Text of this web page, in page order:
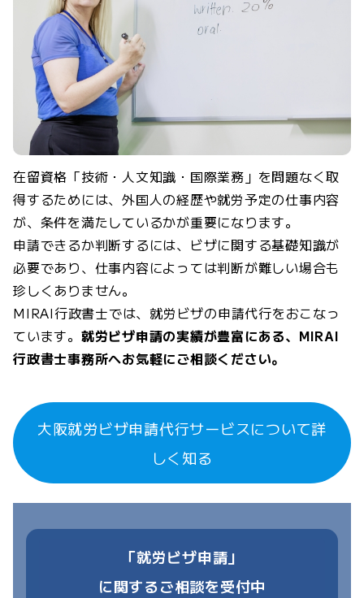
在留資格「技術・人文知識・国際業務」を問題なく取
得するためには、外国人の経歴や就労予定の仕事内容
が、条件を満たしているかが重要になります。
申請できるか判断するには、ビザに関する基礎知識が
必要であり、仕事内容によっては判断が難しい場合も
珍しくありません。
MIRAI行政書士では、就労ビザの申請代行をおこなっ
ています。 就労ビザ申請の実績が豊富にある、MIRAI
行政書士事務所へお気軽にご相談ください。
大阪就労ビザ申請代行サービスについて詳
しく知る
「就労ビザ申請」
に関するご相談を受付中